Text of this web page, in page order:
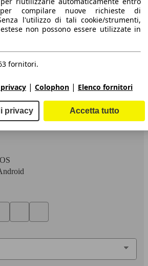
Accessibilità
compilare nuove richieste di
l'utilizzo di tali cookie/strumenti,
non possono essere utilizzate in
fornitori.
| Colophon | Elenco fornitori
privacy Accetta tutto